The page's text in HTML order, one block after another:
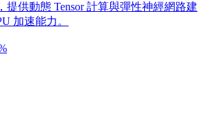
提供動態 Tensor 計算與彈性神經網路建
加速能力。